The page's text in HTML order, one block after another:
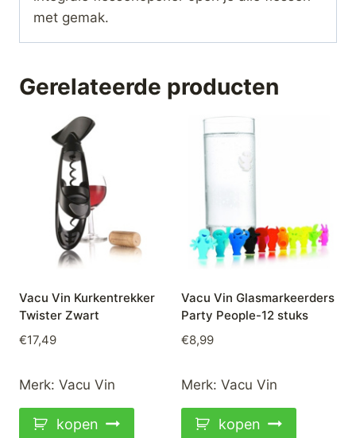
met gemak.
Gerelateerde producten
Vacu Vin Kurkentrekker
Twister Zwart
€17,49
Merk: Vacu Vin
kopen
Vacu Vin Glasmarkeerders
Party People-12 stuks
€8,99
Merk: Vacu Vin
kopen